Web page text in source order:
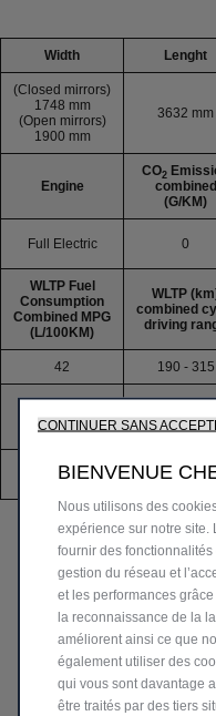
Width Lenght
(Closed mirrors)
1748 mm
(Open mirrors)
1900 mm
3632 mm
Engine
CO2
combined
(G/KM)
Full Electric 0
WLTP Fuel
Consumption
Combined MPG
(L/100KM)
WLTP
combined
driving
42 190 - 315
Gears
Capacity
FWD 28.3 - 42
CONTINUER SANS
BIENVENUE
Nous utilisons des
expérience sur notre site.
fournir des
gestion du réseau et
et les performances
la reconnaissance de la
améliorent ainsi ce que
également utiliser des
qui vous sont davantage
être traités par des tiers